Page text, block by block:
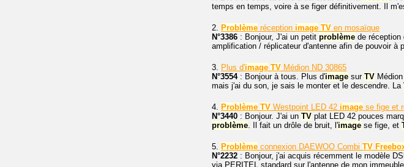
temps en temps, voire à se figer définitivement. Il
2. Problème réception image TV en mosaïque
N°3386 : Bonjour, J'ai un petit problème de réception
amplification / réplicateur d'antenne afin de pouvoir à
3. Plus d'image TV Médion ND 30865
N°3554: Bonjour à tous. Plus d'image sur TV
mais j'ai du son, je sais le monter et le descendre. La
4. Problème TV Westpoint LED 42 image se fige et
N°3440 : Bonjour. J'ai un TV plat LED 42 pouces
problème. Il fait un drôle de bruit, l'image se fige, et
5. Problème connexion DAEWOO Combi TV
N°2232 : Bonjour, j'ai acquis récemment le modèle
via PERITEL standard sur l'antenne de mon